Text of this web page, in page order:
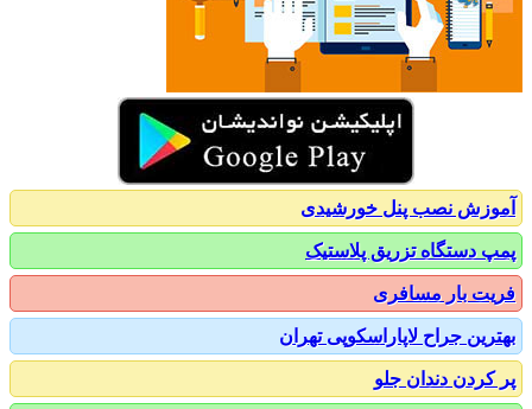
نصب پنل خورشیدی
دستگاه تزریق پلاستیک
بار مسافری
جراح لاپاراسکوپی تهران
دندان جلو